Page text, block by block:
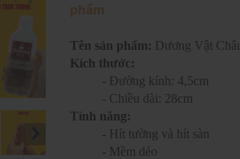
phẩm
Tên sản phẩm: Dương Vật
Kích thước:
- Đường kính: 4,5cm
- Chiều dài: 28cm
Tính năng:
- Hít tường và hít sàn
- Mềm dẻo